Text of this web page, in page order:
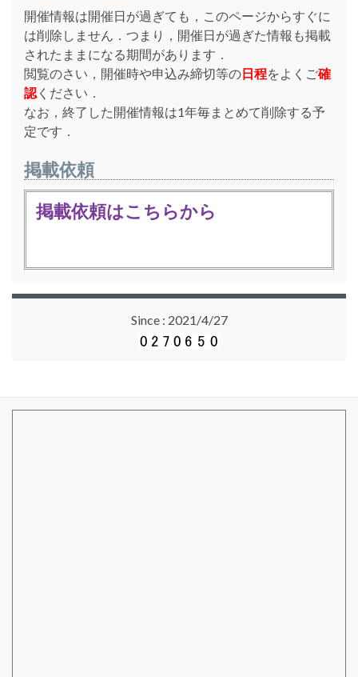
開催情報は開催日が過ぎても，このページからすぐに
は削除しません．つまり，開催日が過ぎた情報も掲載
されたままになる期間があります．
閲覧のさい，開催時や申込み締切等の日程をよくご確
認 ください．
なお，終了した開催情報は1年毎まとめて削除する予
定です．
掲載依頼
掲載依頼はこちらから
Since : 2021/4/27